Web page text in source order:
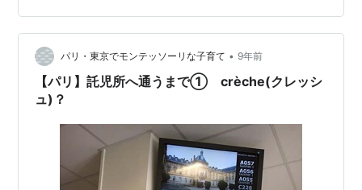
パリ・東京でモンテッソーリな子育て • 9年前
【パリ】託児所へ通うまで① crèche(クレッシ
ュ)？